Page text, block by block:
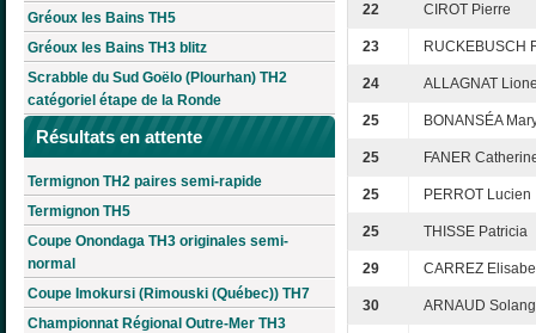
Gréoux les Bains TH5
Gréoux les Bains TH3 blitz
Scrabble du Sud Goëlo (Plourhan) TH2
catégoriel étape de la Ronde
Résultats en attente
Termignon TH2 paires semi-rapide
Termignon TH5
Coupe Onondaga TH3 originales semi-
normal
Coupe Imokursi (Rimouski (Québec)) TH7
Championnat Régional Outre-Mer TH3
22 CIROT Pierre
23 RUCKEBUSCH
24 ALLAGNAT
25 BONANSÉA
25 FANER
25 PERROT Lucien
25 THISSE Patricia
29 CARREZ
30 ARNAUD